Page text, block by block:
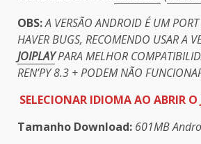
OBS:A VERSÃO ANDROID É UM
HAVER BUGS, RECOMENDO USAR A
JOIPLAYPARA MELHOR
REN’PY 8.3 + PODEM NÃO
SELECIONAR IDIOMA AO ABRIR O
Tamanho Download: 601MB